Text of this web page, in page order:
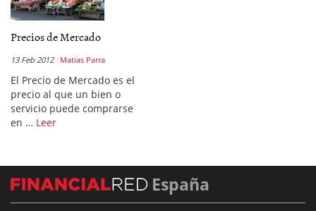
Precios de Mercado
13 Feb 2012 Matias Parra
El Precio de Mercado es el
precio al que un bien o
servicio puede comprarse
en … Leer
España